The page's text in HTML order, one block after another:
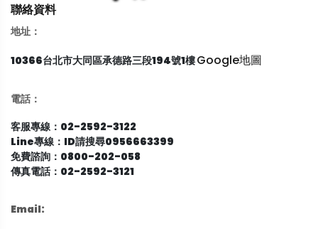
聯絡資料
地址：
10366台北市大同區承德路三段194號1樓Google地圖
電話：
客服專線：02-2592-3122
Line專線：ID請搜尋0956663399
免費諮詢：0800-202-058
傳真電話：02-2592-3121
Email: